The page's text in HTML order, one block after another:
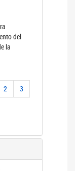
del
la
2
3